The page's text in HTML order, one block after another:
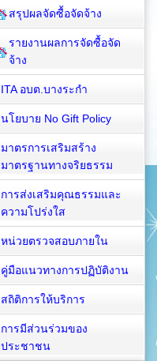
สรุปผลจัดซื้อจัดจ้าง
รายงานผลการจัดซื้อจัด
จ้าง
ITA อบต.บางระกำ
นโยบาย No Gift Policy
มาตรการเสริมสร้าง
มาตรฐานทางจริยธรรม
การส่งเสริมคุณธรรมและ
ความโปร่งใส
หน่วยตรวจสอบภายใน
คู่มือแนวทางการปฏิบัติงาน
สถิติการให้บริการ
การมีส่วนร่วมของ
ประชาชน